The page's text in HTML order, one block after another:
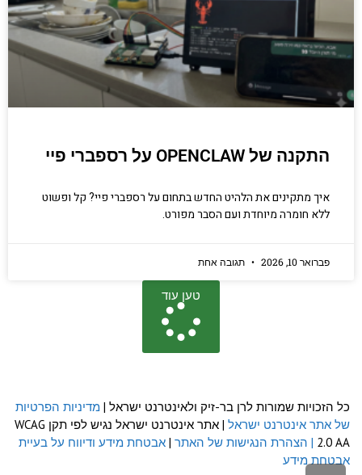
התקנה של OPENCLAW על רספברי פיי
איך מתקינים את הלהיט החדש בתחום על רספברי פיי? קל ופשוט
ללא חומרה מיוחדת ועם הסבר מפורט.
פברואר 10, 2026 תגובה אחת
טען עוד
כל הזכויות שמורות לרן בר-זיק ולאינטרנט ישראל | מדיניות הפרטיות
של אתר אינטרנט ישראל
| אתר אינטרנט ישראל נגיש לפי תקן WCAG
2.0 AA | הצהרת הנגישות של האתר | אבטחת מידע ודיווח על בעיית
אבטחת מידע